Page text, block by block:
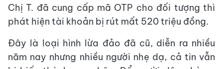
Chị T. đã cung cấp mã OTP cho đối tượng thì
phát hiện tài khoản bị rút mất 520 triệu đồng.
Đây là loại hình lừa đảo đã cũ, diễn ra nhiều
năm nay nhưng nhiều người nhẹ dạ, cả tin vẫn